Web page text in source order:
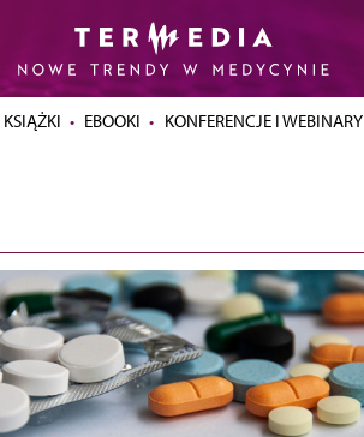
KSIĄŻKI EBOOKI KONFERENCJE I WEBINARY